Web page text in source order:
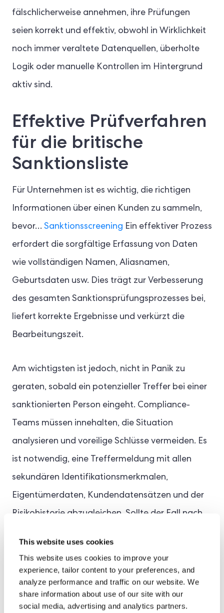
This website uses cookies
This website uses cookies to improve your
experience, tailor content to your preferences, and
analyze performance and traffic on our website. We
share information about use of our site with our
social media, advertising and analytics partners.
fälschlicherweise annehmen, ihre Prüfungen
seien korrekt und effektiv, obwohl in Wirklichkeit
noch immer veraltete Datenquellen, überholte
Logik oder manuelle Kontrollen im Hintergrund
aktiv sind.
Effektive Prüfverfahren
für die britische
Sanktionsliste
Für Unternehmen ist es wichtig, die richtigen
Informationen über einen Kunden zu sammeln,
bevor… Sanktionsscreening Ein effektiver Prozess
erfordert die sorgfältige Erfassung von Daten
wie vollständigen Namen, Aliasnamen,
Geburtsdaten usw. Dies trägt zur Verbesserung
des gesamten Sanktionsprüfungsprozesses bei,
liefert korrekte Ergebnisse und verkürzt die
Bearbeitungszeit.
Am wichtigsten ist jedoch, nicht in Panik zu
geraten, sobald ein potenzieller Treffer bei einer
sanktionierten Person eingeht. Compliance-
Teams müssen innehalten, die Situation
analysieren und voreilige Schlüsse vermeiden. Es
ist notwendig, eine Treffermeldung mit allen
sekundären Identifikationsmerkmalen,
Eigentümerdaten, Kundendatensätzen und der
Risikohistorie abzugleichen. Sollte der Fall nach
Eskalationsprozess einleiten.